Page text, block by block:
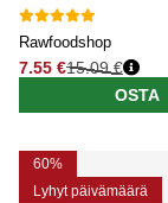
Rawfoodshop
7.55 €
Normaali hinta
15.09 €
OSTA
60%
Lyhyt päivämäärä